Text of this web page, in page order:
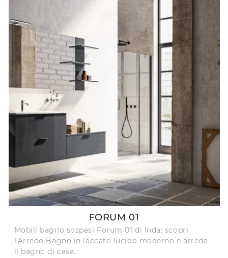
FORUM 01
Mobili bagno sospesi Forum 01 di Inda: scopri
l'Arredo Bagno in laccato lucido moderno e arreda
il bagno di casa.